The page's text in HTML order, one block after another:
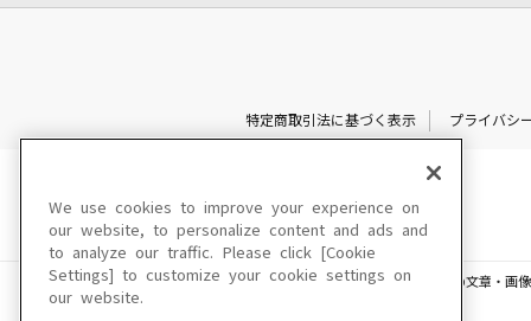
特定商取引法に基づく表示 プライバシ
このサイトに掲載されている一切の文章・画
We use cookies to improve your experience on
our website, to personalize content and ads and
to analyze our traffic. Please click [Cookie
Settings] to customize your cookie settings on
our website.